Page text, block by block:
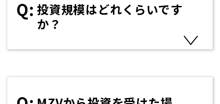
投資規模はどれくらいです
か？